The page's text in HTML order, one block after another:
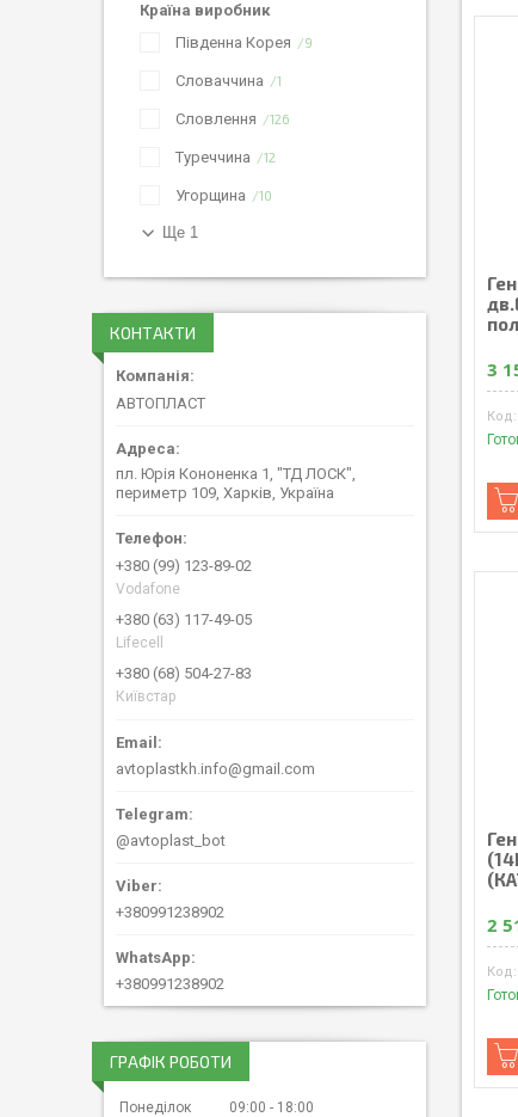
3
2
Країна виробник
Південна Корея
9
Словаччина 1
Словлення 126
Туреччина 12
Угорщина 10
Ще 1
КОНТАКТИ
АВТОПЛАСТ
пл. Юрія Кононенка 1, "ТД ЛОСК",
периметр 109, Харків, Україна
+380 (99) 123-89-02
Vodafone
+380 (63) 117-49-05
Lifecell
+380 (68) 504-27-83
Київстар
avtoplastkh.info@gmail.com
@avtoplast_bot
+380991238902
+380991238902
ГРАФІК РОБОТИ
Понеділок 09:00
18:00